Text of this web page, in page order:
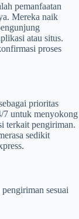
pemanfaatan
Mereka naik
atau situs.
proses
prioritas
7 untuk menyokong
terkait pengiriman.
sedikit
sesuai